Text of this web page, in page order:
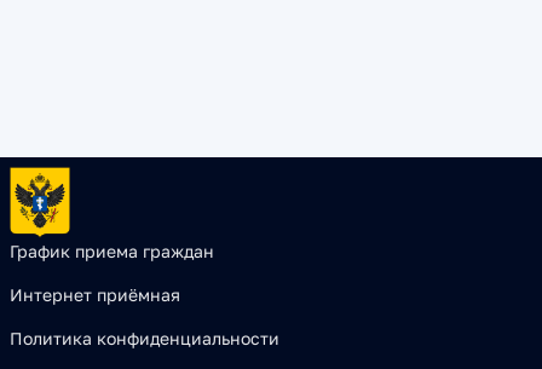
График приема граждан
Интернет приёмная
Политика конфиденциальности